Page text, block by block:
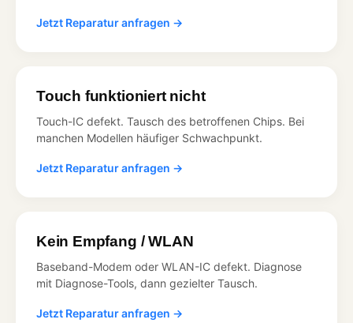
Jetzt Reparatur anfragen →
Touch funktioniert nicht
Touch-IC defekt. Tausch des betroffenen Chips. Bei
manchen Modellen häufiger Schwachpunkt.
Jetzt Reparatur anfragen →
Kein Empfang / WLAN
Baseband-Modem oder WLAN-IC defekt. Diagnose
mit Diagnose-Tools, dann gezielter Tausch.
Jetzt Reparatur anfragen →